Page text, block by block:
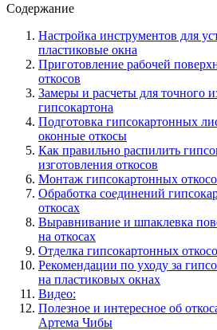
Содержание
Настройка инструментов для
пластиковые окна
Приготовление рабочей
откосов
Замеры и расчеты для точного
гипсокартона
Подготовка гипсокартонных
оконные откосы
Как правильно распилить
изготовления откосов
Монтаж гипсокартонных
Обработка соединений
откосах
Выравнивание и шпаклевка
на откосах
Отделка гипсокартонных
Рекомендации по уходу за
на пластиковых окнах
Видео:
Полезное и интересное об
Артема Чибы